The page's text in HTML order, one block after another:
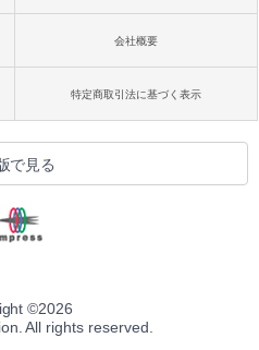
会社概要
特定商取引法に基づく表示
で見る
©2026
All rights reserved.